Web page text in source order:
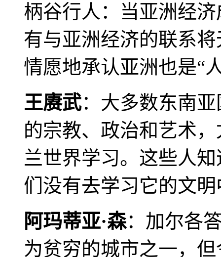
柄谷行人：当亚洲经
有与亚洲经济的联系
情愿地承认亚洲也是“
王赓武：大多数东南
的宗教、政治和艺术
兰世界学习。这些人
们没有去学习它的文
阿玛蒂亚·森：加尔各
为贫穷的城市之一，